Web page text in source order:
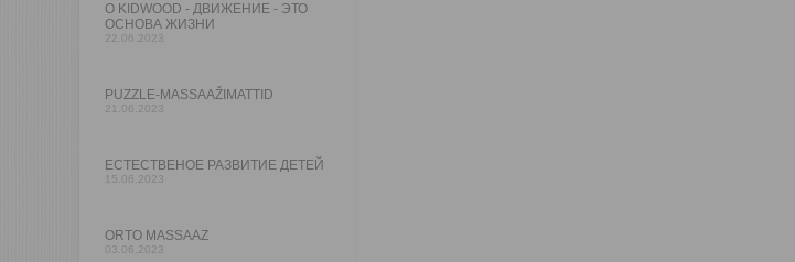
O KIDWOOD - ДВИЖЕНИЕ - ЭТО
ОСНОВА ЖИЗНИ
22.06.2023
PUZZLE-MASSAAŽIMATTID
21.06.2023
ЕСТЕСТВЕНОЕ РАЗВИТИЕ ДЕТЕЙ
15.06.2023
ORTO MASSAAZ
03.06.2023